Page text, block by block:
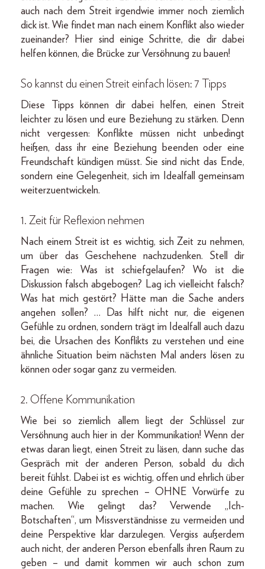
auch nach dem Streit irgendwie immer noch ziemlich
dick ist. Wie findet man nach einem Konflikt also wieder
zueinander? Hier sind einige Schritte, die dir dabei
helfen können, die Brücke zur Versöhnung zu bauen!
So kannst du einen Streit einfach lösen: 7 Tipps
Diese Tipps können dir dabei helfen, einen Streit
leichter zu lösen und eure Beziehung zu stärken. Denn
nicht vergessen: Konflikte müssen nicht unbedingt
heißen, dass ihr eine Beziehung beenden oder eine
Freundschaft kündigen müsst. Sie sind nicht das Ende,
sondern eine Gelegenheit, sich im Idealfall gemeinsam
weiterzuentwickeln.
1. Zeit für Reflexion nehmen
Nach einem Streit ist es wichtig, sich Zeit zu nehmen,
um über das Geschehene nachzudenken. Stell dir
Fragen wie: Was ist schiefgelaufen? Wo ist die
Diskussion falsch abgebogen? Lag ich vielleicht falsch?
Was hat mich gestört? Hätte man die Sache anders
angehen sollen? … Das hilft nicht nur, die eigenen
Gefühle zu ordnen, sondern trägt im Idealfall auch dazu
bei, die Ursachen des Konflikts zu verstehen und eine
ähnliche Situation beim nächsten Mal anders lösen zu
können oder sogar ganz zu vermeiden.
2. Offene Kommunikation
Wie bei so ziemlich allem liegt der Schlüssel zur
Versöhnung auch hier in der Kommunikation! Wenn der
etwas daran liegt, einen Streit zu läsen, dann suche das
Gespräch mit der anderen Person, sobald du dich
bereit fühlst. Dabei ist es wichtig, offen und ehrlich über
deine Gefühle zu sprechen – OHNE Vorwürfe zu
machen. Wie gelingt das? Verwende „Ich-
Botschaften“, um Missverständnisse zu vermeiden und
deine Perspektive klar darzulegen. Vergiss außerdem
auch nicht, der anderen Person ebenfalls ihren Raum zu
geben – und damit kommen wir auch schon zum